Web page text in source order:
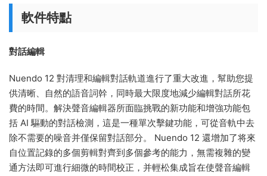
軟件特點
對話編輯
Nuendo 12 對清理和編輯對話軌道進行了重大改進，幫助您提
供清晰、自然的語音詞幹，同時最大限度地減少編輯對話所花
費的時間。解決聲音編輯器所面臨挑戰的新功能和增強功能包
括 AI 驅動的對話檢測，這是一種單次擊鍵功能，可從音軌中去
除不需要的噪音并僅保留對話部分。 Nuendo 12 還增加了将來
自位置記錄的多個剪輯對齊到多個參考的能力，無需複雜的變
通方法即可進行細微的時間校正，并輕松集成旨在使聲音編輯